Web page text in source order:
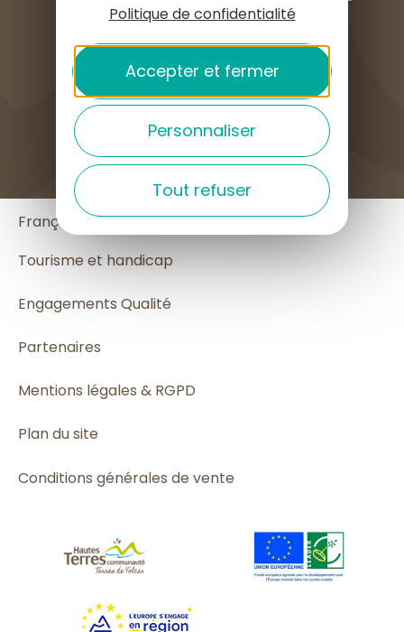
COMMENT VENIR ?
Français
Español
Tourisme et handicap
Engagements Qualité
Partenaires
Mentions légales & RGPD
Plan du site
Conditions générales de vente
Politique de confidentialité
Accepter et fermer
Personnaliser
Tout refuser